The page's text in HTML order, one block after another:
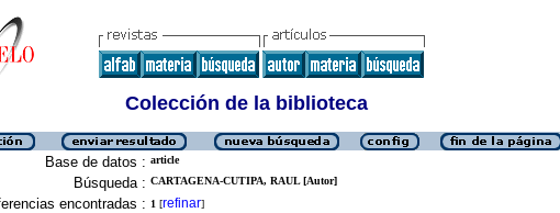
Colección de la biblioteca
Base de datos : article
Búsqueda : CARTAGENA-CUTIPA, RAUL [Autor]
encontradas : 1 [refinar]